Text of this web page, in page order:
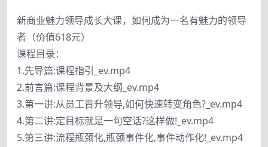
新商业魅力领导成长大课，如何成为一名有魅力的领导
者（价值618元）
课程目录：
1.先导篇:课程指引_ev.mp4
2.前言篇:课程背景及大纲_ev.mp4
3.第一讲:从员工晋升领导,如何快速转变角色?_ev.mp4
4.第二讲:定目标就是一句空话?这样做!_ev.mp4
5.第三讲:流程瓶颈化,瓶颈事件化,事件动作化!_ev.mp4